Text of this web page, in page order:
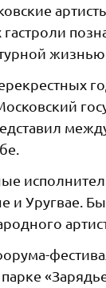
гастроли
и Уругвае.
парке